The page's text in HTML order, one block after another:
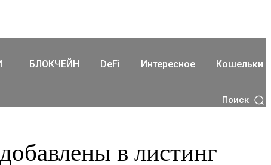
БЛОКЧЕЙН DeFi Интересное Кошельки
Поиск
​​в листинг